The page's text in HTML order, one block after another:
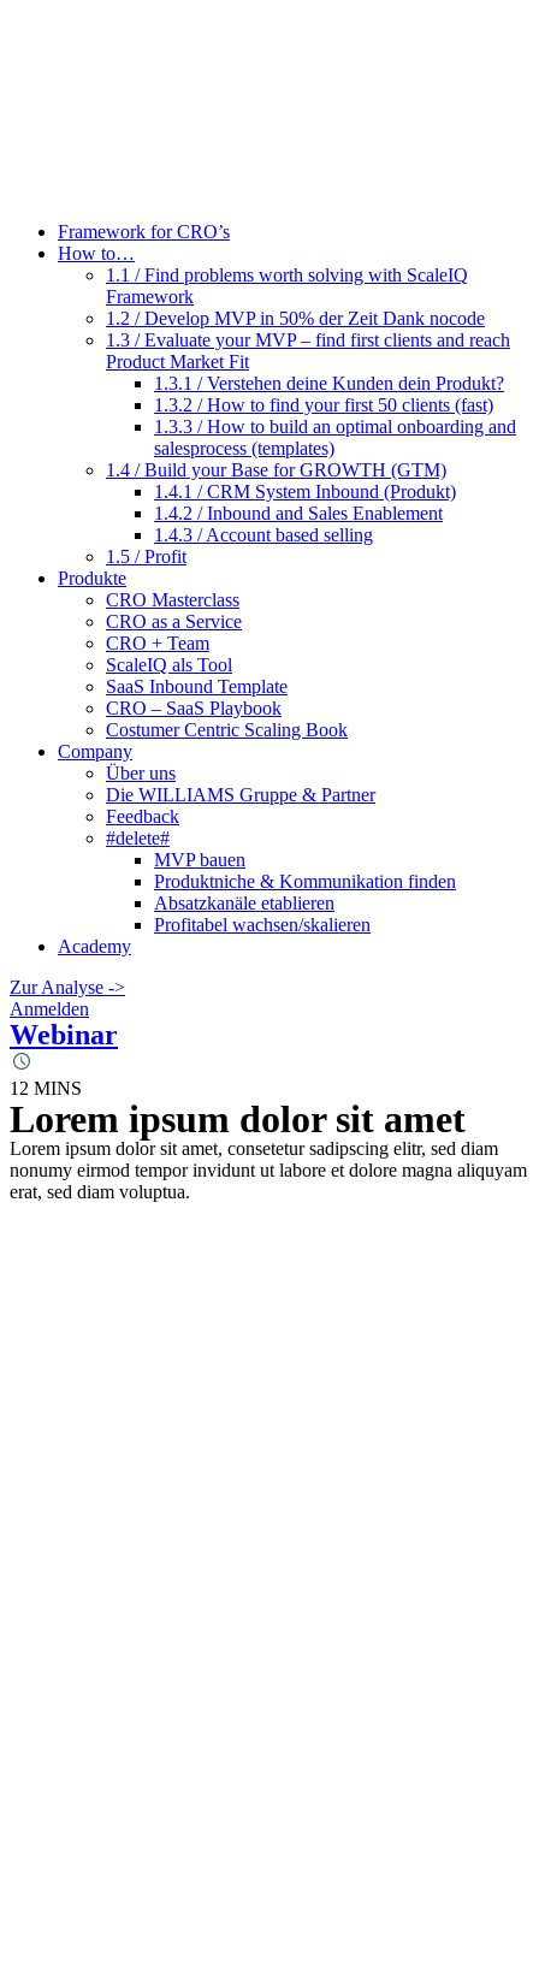
Framework for CRO’s
How to…
1.1 / Find problems worth solving with ScaleIQ
Framework
1.2 / Develop MVP in 50% der Zeit Dank nocode
1.3 / Evaluate your MVP – find first clients and reach
Product Market Fit
1.3.1 / Verstehen deine Kunden dein Produkt?
1.3.2 / How to find your first 50 clients (fast)
1.3.3 / How to build an optimal onboarding and
salesprocess (templates)
1.4 / Build your Base for GROWTH (GTM)
1.4.1 / CRM System Inbound (Produkt)
1.4.2 / Inbound and Sales Enablement
1.4.3 / Account based selling
1.5 / Profit
Produkte
CRO Masterclass
CRO as a Service
CRO + Team
ScaleIQ als Tool
SaaS Inbound Template
CRO – SaaS Playbook
Costumer Centric Scaling Book
Company
Über uns
Die WILLIAMS Gruppe & Partner
Feedback
#delete#
MVP bauen
Produktniche & Kommunikation finden
Absatzkanäle etablieren
Profitabel wachsen/skalieren
Academy
Zur Analyse ->
Anmelden
Webinar
12 MINS
Lorem ipsum dolor sit amet
Lorem ipsum dolor sit amet, consetetur sadipscing elitr, sed diam
nonumy eirmod tempor invidunt ut labore et dolore magna aliquyam
erat, sed diam voluptua.